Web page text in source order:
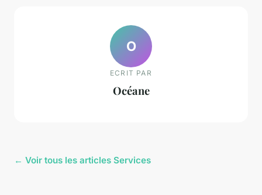
O
ECRIT PAR
Océane
← Voir tous les articles Services